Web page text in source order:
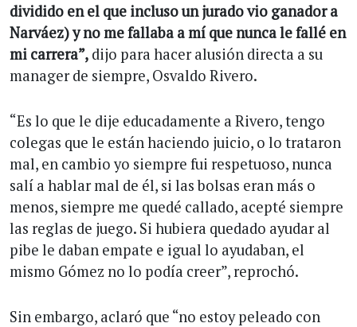
dividido en el que incluso un jurado vio ganador a
Narváez) y no me fallaba a mí que nunca le fallé en
mi carrera”, dijo para hacer alusión directa a su
manager de siempre, Osvaldo Rivero.
“Es lo que le dije educadamente a Rivero, tengo
colegas que le están haciendo juicio, o lo trataron
mal, en cambio yo siempre fui respetuoso, nunca
salí a hablar mal de él, si las bolsas eran más o
menos, siempre me quedé callado, acepté siempre
las reglas de juego. Si hubiera quedado ayudar al
pibe le daban empate e igual lo ayudaban, el
mismo Gómez no lo podía creer”, reprochó.
Sin embargo, aclaró que “no estoy peleado con